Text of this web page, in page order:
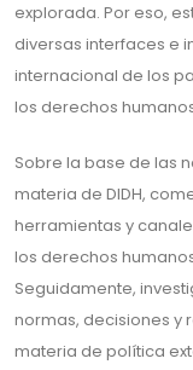
explorada. Por eso,
diversas interfaces e
internacional de los
los derechos
Sobre la base de las
materia de DIDH,
herramientas y
los derechos
Seguidamente,
normas, decisiones y
materia de política